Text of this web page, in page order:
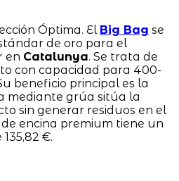
Óptima. El Big Bag se
de oro para el
en Catalunya. Se trata de
con capacidad para 400-
beneficio principal es la
mediante grúa sitúa la
sin generar residuos en el
encina premium tiene un
€.